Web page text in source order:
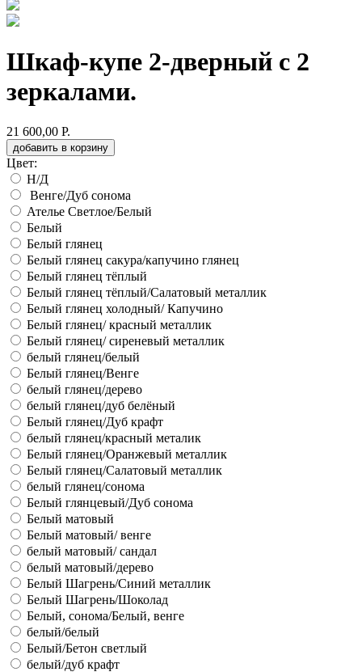
Шкаф-купе 2-дверный с 2
зеркалами.
21 600,00 Р.
добавить в корзину
Цвет:
Н/Д
Венге/Дуб сонома
Ателье Светлое/Белый
Белый
Белый глянец
Белый глянец сакура/капучино глянец
Белый глянец тёплый
Белый глянец тёплый/Салатовый металлик
Белый глянец холодный/ Капучино
Белый глянец/ красный металлик
Белый глянец/ сиреневый металлик
белый глянец/белый
Белый глянец/Венге
белый глянец/дерево
белый глянец/дуб белёный
Белый глянец/Дуб крафт
белый глянец/красный металик
Белый глянец/Оранжевый металлик
Белый глянец/Салатовый металлик
белый глянец/сонома
Белый глянцевый/Дуб сонома
Белый матовый
Белый матовый/ венге
белый матовый/ сандал
белый матовый/дерево
Белый Шагрень/Синий металлик
Белый Шагрень/Шоколад
Белый, сонома/Белый, венге
белый/белый
Белый/Бетон светлый
белый/дуб крафт